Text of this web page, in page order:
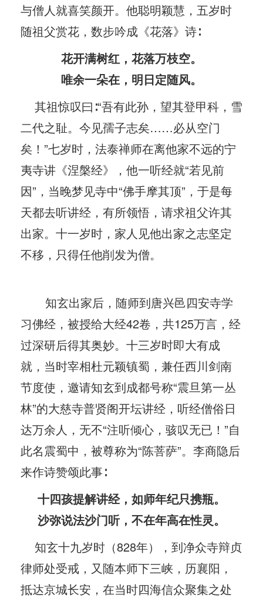
与僧人就喜笑颜开。他聪明颖慧，五岁时
随祖父赏花，数步吟成《花落》诗∶
花开满树红，花落万枝空。
唯余一朵在，明日定随风。
其祖惊叹曰∶“吾有此孙，望其登甲科，雪
二代之耻。今见孺子志矣……必从空门
矣！”七岁时，法泰禅师在离他家不远的宁
夷寺讲《涅槃经》，他一听经就“若见前
因”，当晚梦见寺中“佛手摩其顶”，于是每
天都去听讲经，有所领悟，请求祖父许其
出家。十一岁时，家人见他出家之志坚定
不移，只得任他削发为僧。
知玄出家后，随师到唐兴邑四安寺学
习佛经，被授给大经42卷，共125万言，经
过深研后得其奥妙。十三岁时即大有成
就，当时宰相杜元颖镇蜀，兼任西川剑南
节度使，邀请知玄到成都号称“震旦第一丛
林”的大慈寺普贤阁开坛讲经，听经僧俗日
达万余人，无不“注听倾心，骇叹无已！”自
此名震蜀中，被尊称为“陈菩萨”。李商隐后
来作诗赞颂此事∶
十四孩提解讲经，如师年纪只携瓶。
沙弥说法沙门听，不在年高在性灵。
知玄十九岁时（828年），到净众寺辩贞
律师处受戒，又随本师下三峡，历襄阳，
抵达京城长安，在当时四海信众聚集之处